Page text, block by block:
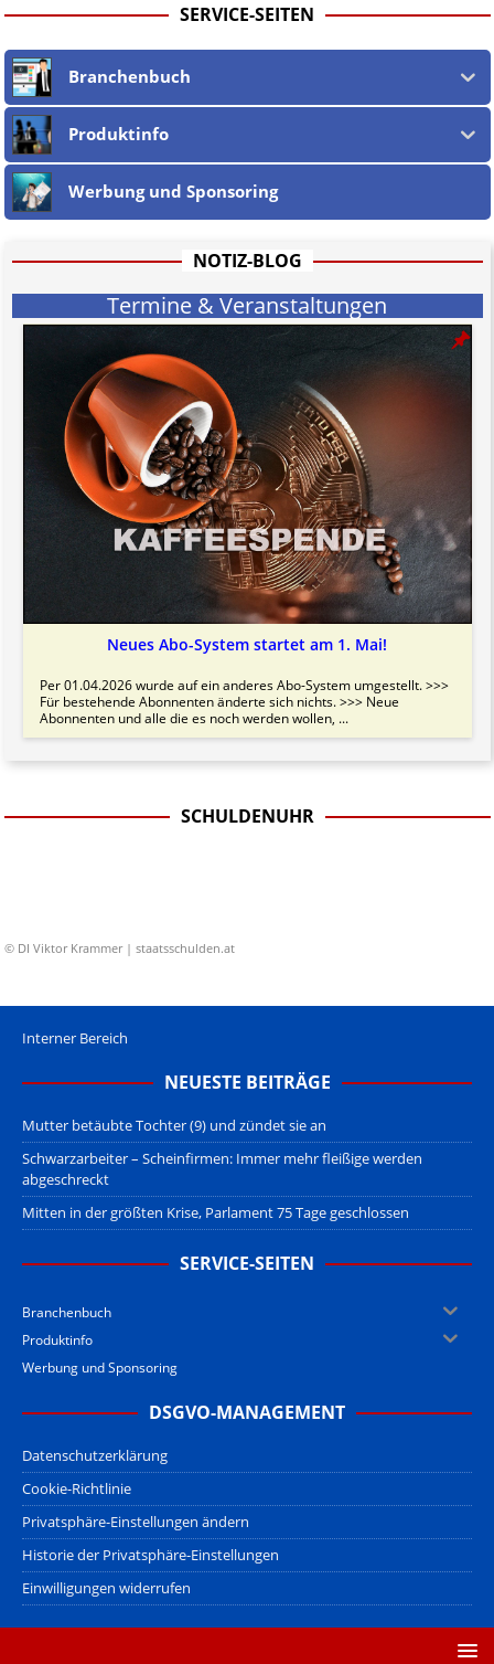
SERVICE-SEITEN
Branchenbuch
Produktinfo
Werbung und Sponsoring
NOTIZ-BLOG
Termine & Veranstaltungen
Neues Abo-System startet am 1. Mai!
Per 01.04.2026 wurde auf ein anderes Abo-System umgestellt. >>>
Für bestehende Abonnenten änderte sich nichts. >>> Neue
Abonnenten und alle die es noch werden wollen, ...
SCHULDENUHR
© DI Viktor Krammer | staatsschulden.at
Interner Bereich
NEUESTE BEITRÄGE
Mutter betäubte Tochter (9) und zündet sie an
Schwarzarbeiter – Scheinfirmen: Immer mehr fleißige werden
abgeschreckt
Mitten in der größten Krise, Parlament 75 Tage geschlossen
SERVICE-SEITEN
Branchenbuch
Produktinfo
Werbung und Sponsoring
DSGVO-MANAGEMENT
Datenschutzerklärung
Cookie-Richtlinie
Privatsphäre-Einstellungen ändern
Historie der Privatsphäre-Einstellungen
Einwilligungen widerrufen